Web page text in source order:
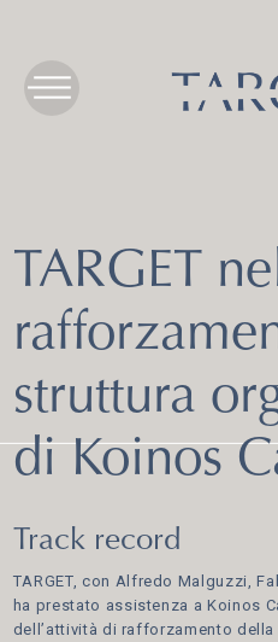
TARGET
struttura
di Koinos
Track record
TARGET, con Alfredo Malguzzi,
ha prestato assistenza a Koinos
dell’attività di rafforzamento